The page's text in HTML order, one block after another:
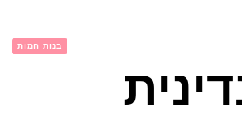
בנות חמות